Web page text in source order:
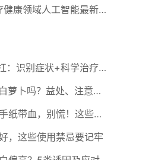
2026年医疗健康领域人工智能最新新闻与突破
鼻窦炎别硬扛：识别症状+科学治疗+避坑指南
哺乳期能吃白萝卜吗？益处、注意事项一次说清
大便后发现手纸带血，别慌！这些原因你需要了解
，这些使用禁忌要记牢